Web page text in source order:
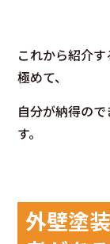
これから紹介
極めて、
自分が納得の
す。
外壁塗